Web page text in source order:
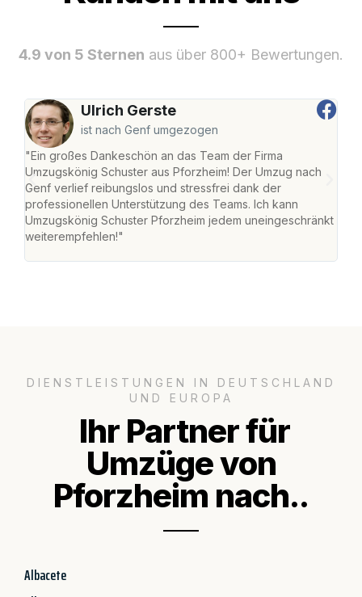
4.9 von 5 Sternen aus über 800+ Bewertungen.
Ulrich Gerste
ist nach Genf umgezogen
"Ein großes Dankeschön an das Team der Firma
Umzugskönig Schuster aus Pforzheim! Der Umzug nach
Genf verlief reibungslos und stressfrei dank der
professionellen Unterstützung des Teams. Ich kann
Umzugskönig Schuster Pforzheim jedem uneingeschränkt
weiterempfehlen!"
DIENSTLEISTUNGEN IN DEUTSCHLAND
UND EUROPA
Ihr Partner für
Umzüge von
Pforzheim nach..
Albacete